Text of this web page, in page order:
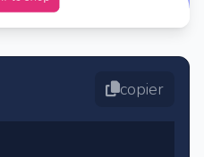
copier